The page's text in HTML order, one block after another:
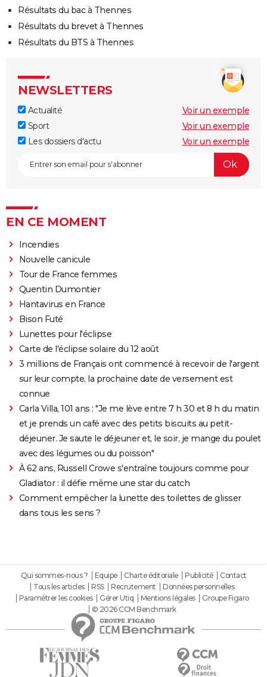
Résultats du bac à Thennes
Résultats du brevet à Thennes
Résultats du BTS à Thennes
NEWSLETTERS
Actualité
Voir un exemple
Sport
Voir un exemple
Les dossiers d'actu
Voir un exemple
EN CE MOMENT
Incendies
Nouvelle canicule
Tour de France femmes
Quentin Dumontier
Hantavirus en France
Bison Futé
Lunettes pour l'éclipse
Carte de l'éclipse solaire du 12 août
3 millions de Français ont commencé à recevoir de l'argent
sur leur compte, la prochaine date de versement est
connue
Carla Villa, 101 ans : "Je me lève entre 7 h 30 et 8 h du matin
et je prends un café avec des petits biscuits au petit-
déjeuner. Je saute le déjeuner et, le soir, je mange du poulet
avec des légumes ou du poisson"
À 62 ans, Russell Crowe s'entraîne toujours comme pour
Gladiator : il défie même une star du catch
Comment empêcher la lunette des toilettes de glisser
dans tous les sens ?
Qui sommes-nous ? Equipe Charte éditoriale Publicité
Contact
Tous les articles
RSS Recrutement
Données personnelles
Paramétrer les cookies
Gérer Utiq Mentions légales
Groupe Figaro
© 2026 CCM Benchmark